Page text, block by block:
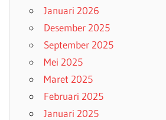
Januari 2026
Desember 2025
September 2025
Mei 2025
Maret 2025
Februari 2025
Januari 2025